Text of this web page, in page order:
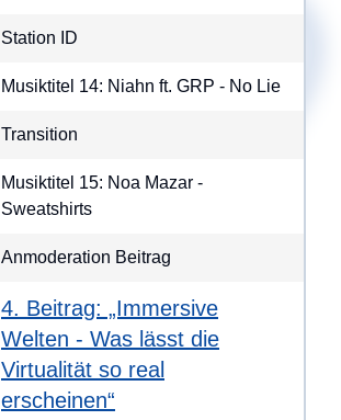
Station ID
Musiktitel 14: Niahn ft. GRP - No Lie
Transition
Musiktitel 15: Noa Mazar -
Sweatshirts
Anmoderation Beitrag
4. Beitrag: „Immersive
Welten - Was lässt die
Virtualität so real
erscheinen“